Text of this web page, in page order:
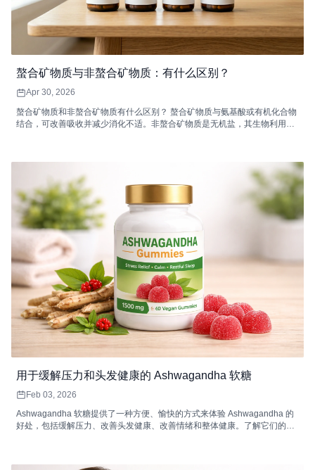
螯合矿物质与非螯合矿物质：有什么区别？
Apr 30, 2026
螯合矿物质和非螯合矿物质有什么区别？ 螯合矿物质与氨基酸或有机化合物
结合，可改善吸收并减少消化不适。非螯合矿物质是无机盐，其生物利​​用度
用于缓解压力和头发健康的 Ashwagandha 软糖
Feb 03, 2026
Ashwagandha 软糖提供了一种方便、愉快的方式来体验 Ashwagandha 的
好处，包括缓解压力、改善头发健康、改善情绪和整体健康。了解它们的工